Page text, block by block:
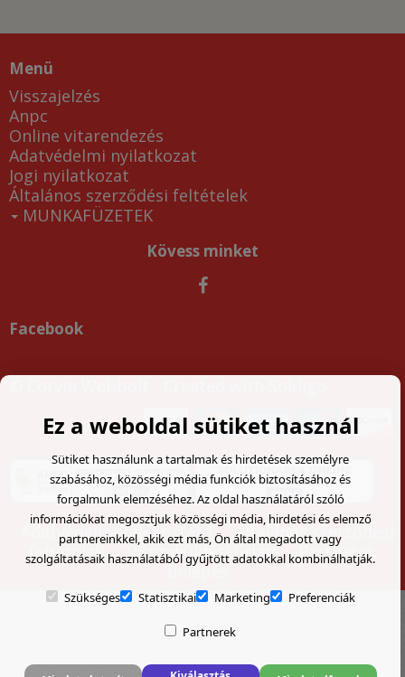
Menü
Visszajelzés
Anpc
Online vitarendezés
Adatvédelmi nyilatkozat
Jogi nyilatkozat
Általános szerződési feltételek
MUNKAFÜZETEK
Kövess minket
Facebook
Adatvédelmi tájékoztató
Általános szerződési
feltételek
Visszaküldési űrlap
Partnerek
belépés
Ez a weboldal sütiket használ
Sütiket használunk a tartalmak és hirdetések személyre
szabásához, közösségi média funkciók biztosításához és
forgalmunk elemzéséhez. Az oldal használatáról szóló
információkat megosztjuk közösségi média, hirdetési és elemző
partnereinkkel, akik ezt más, Ön által megadott vagy
szolgáltatásaik használatából gyűjtött adatokkal kombinálhatják.
Szükséges Statisztikai Marketing Preferenciák
Partnerek